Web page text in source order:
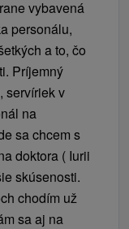
vybavená
personálu,
a to, čo
Príjemný
servíriek v
na
sa chcem s
doktora ( Iurii
skúsenosti.
chodím už
sa aj na